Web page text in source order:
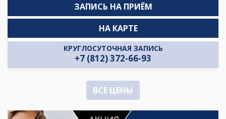
ЗАПИСЬ НА ПРИЁМ
КРУГЛОСУТОЧНАЯ ЗАПИСЬ
+7 (812) 372-66-93
НА КАРТЕ
ВСЕ ЦЕНЫ